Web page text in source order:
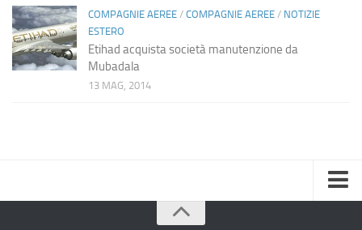
COMPAGNIE AEREE / COMPAGNIE AEREE / NOTIZIE
ESTERO
Etihad acquista società manutenzione da
Mubadala
13 MAG, 2014